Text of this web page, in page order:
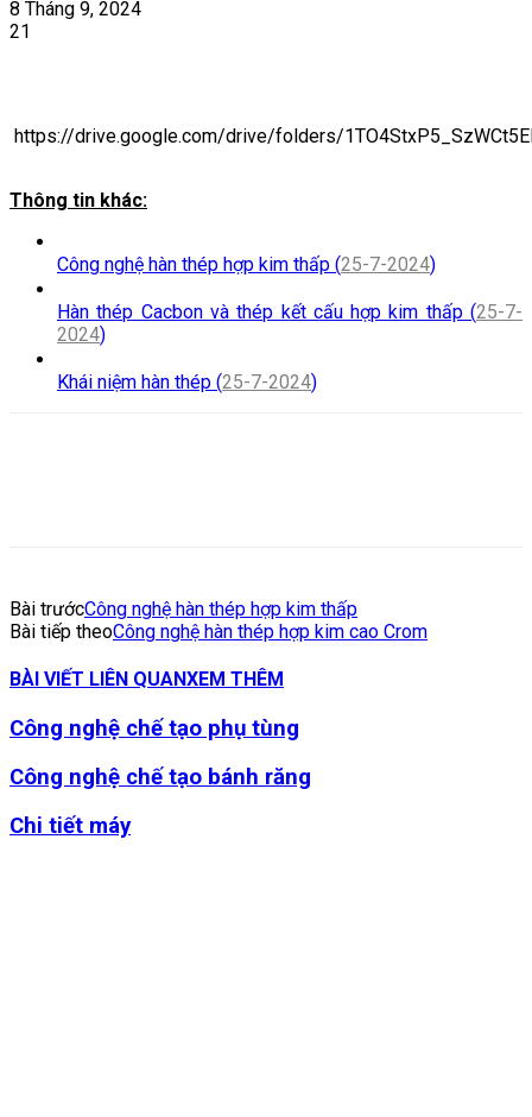
8 Tháng 9, 2024
21
https://drive.google.com/drive/folders/
Thông tin khác:
Công nghệ hàn thép hợp kim thấp (25-7-2024)
Hàn thép Cacbon và thép kết cấu hợp kim thấp (25-7-
2024)
Khái niệm hàn thép (25-7-2024)
Bài trướcCông nghệ hàn thép hợp kim thấp
Bài tiếp theoCông nghệ hàn thép hợp kim cao Crom
BÀI VIẾT LIÊN QUANXEM THÊM
Công nghệ chế tạo phụ tùng
Công nghệ chế tạo bánh răng
Chi tiết máy